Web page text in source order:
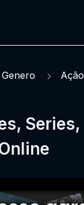
Genero Ação
Series,